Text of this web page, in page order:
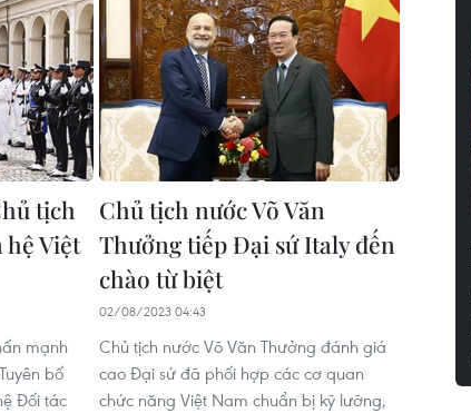
tịch
Việt
mạnh
bố
Đối tác
Chủ tịch nước Võ Văn
Thưởng tiếp Đại sứ Italy đến
chào từ biệt
02/08/2023 04:43
Chủ tịch nước Võ Văn Thưởng đánh giá
cao Đại sứ đã phối hợp các cơ quan
chức năng Việt Nam chuẩn bị kỹ lưỡng,